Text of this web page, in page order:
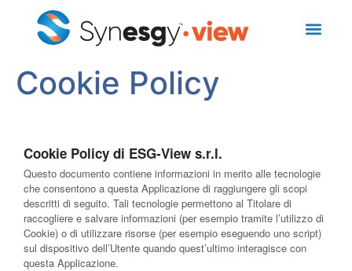
Cookie Policy
Cookie Policy di ESG-View s.r.l.
Questo documento contiene informazioni in merito alle tecnologie
che consentono a questa Applicazione di raggiungere gli scopi
descritti di seguito. Tali tecnologie permettono al Titolare di
raccogliere e salvare informazioni (per esempio tramite l’utilizzo di
Cookie) o di utilizzare risorse (per esempio eseguendo uno script)
sul dispositivo dell’Utente quando quest’ultimo interagisce con
questa Applicazione.